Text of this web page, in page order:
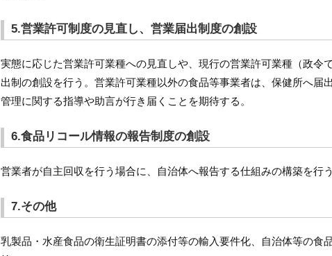
5.営業許可制度の見直し、営業届出制度の創設
実態に応じた営業許可業種への見直しや、現行の営業許可業種（政令
出制の創設を行う。営業許可業種以外の食品等事業者は、保健所へ届
管理に関する指導や助言が行き届くことを期待する。
6.食品リコール情報の報告制度の創設
営業者が自主回収を行う場合に、自治体へ報告する仕組みの構築を行う
7.その他
乳製品・水産食品の衛生証明書の添付等の輸入要件化、自治体等の食